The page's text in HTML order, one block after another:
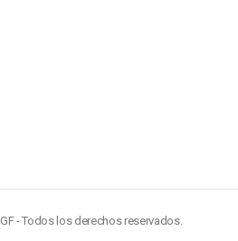
- Todos los derechos reservados.